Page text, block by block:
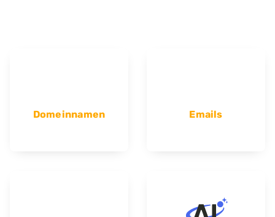
Domeinnamen Emails